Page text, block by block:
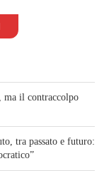
ma il contraccolpo
tra passato e futuro: